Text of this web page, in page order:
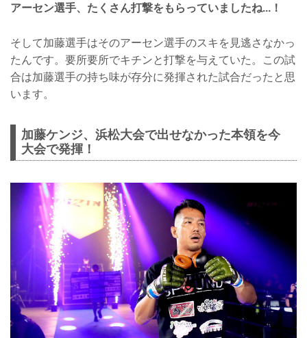
アーセン選手、たくさん打撃をもらっていましたね...！
そして加藤選手はそのアーセン選手のスキを見逃さなかっ
たんです。要所要所でキチンと打撃を与えていた。この試
合は加藤選手の持ち味が存分に発揮された試合だったと思
います。
加藤ケンジ、浜松大会で出せなかった本領を今
大会で発揮！